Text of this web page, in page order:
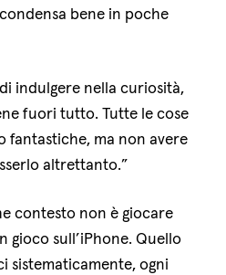
bene in poche
indulgere nella curiosità,
fuori tutto. Tutte le cose
fantastiche, ma non avere
altrettanto.”
contesto non è giocare
gioco sull’iPhone. Quello
sistematicamente, ogni